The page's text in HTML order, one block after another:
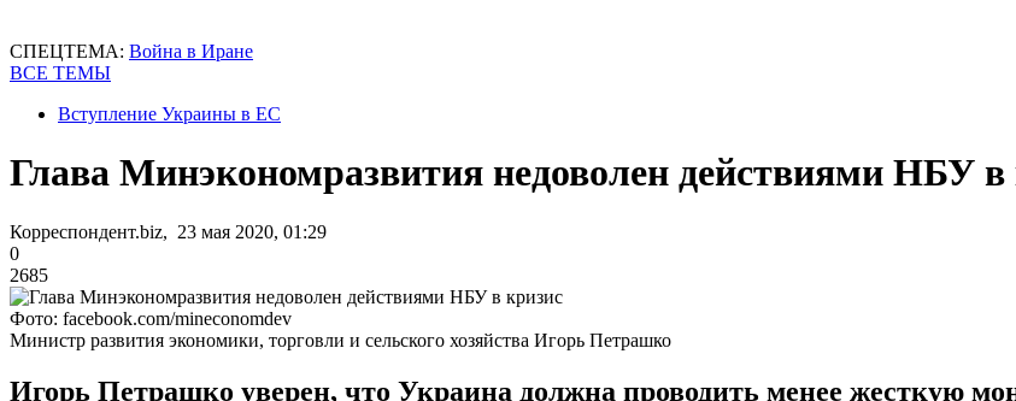
СПЕЦТЕМА: Война в Иране
ВСЕ ТЕМЫ
Вступление Украины в ЕС
Глава Минэкономразвития недоволен действиями НБУ в
Корреспондент.biz, 23 мая 2020, 01:29
0
2685
Фото: facebook.com/mineconomdev
Министр развития экономики, торговли и сельского хозяйства Игорь Петрашко
Игорь Петрашко уверен, что Украина должна проводить менее жесткую